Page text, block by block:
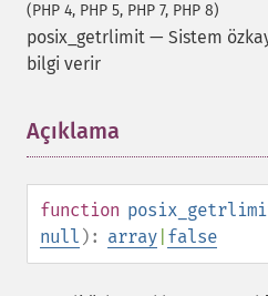
(PHP 4, PHP 5, PHP 7, PHP 8)
posix_getrlimit — Sistem
bilgi verir
Açıklama
function
null ): array false